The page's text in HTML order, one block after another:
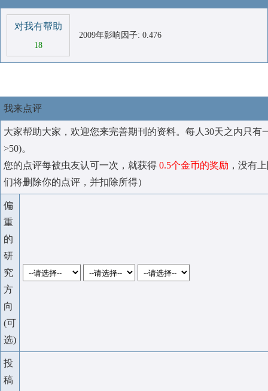
对我有帮助
18
2009年影响因子: 0.476
我来点评
大家帮助大家，欢迎您来完善期刊的资料。每人30天之内只有
>50)。
您的点评每被虫友认可一次，就获得 0.5个金币的奖励 ，没有
们将删除你的点评，并扣除所得）
偏
重
的
研
究
方
向
(可
选)
投
稿